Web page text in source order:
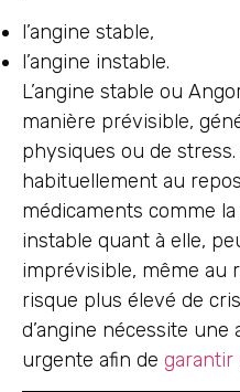
l’angine stable,
l’angine instable.
L’angine stable ou
manière prévisible,
physiques ou de
habituellement au
médicaments comme
instable quant à elle,
imprévisible, même au
risque plus élevé de
d’angine nécessite une
urgente afin de garantir